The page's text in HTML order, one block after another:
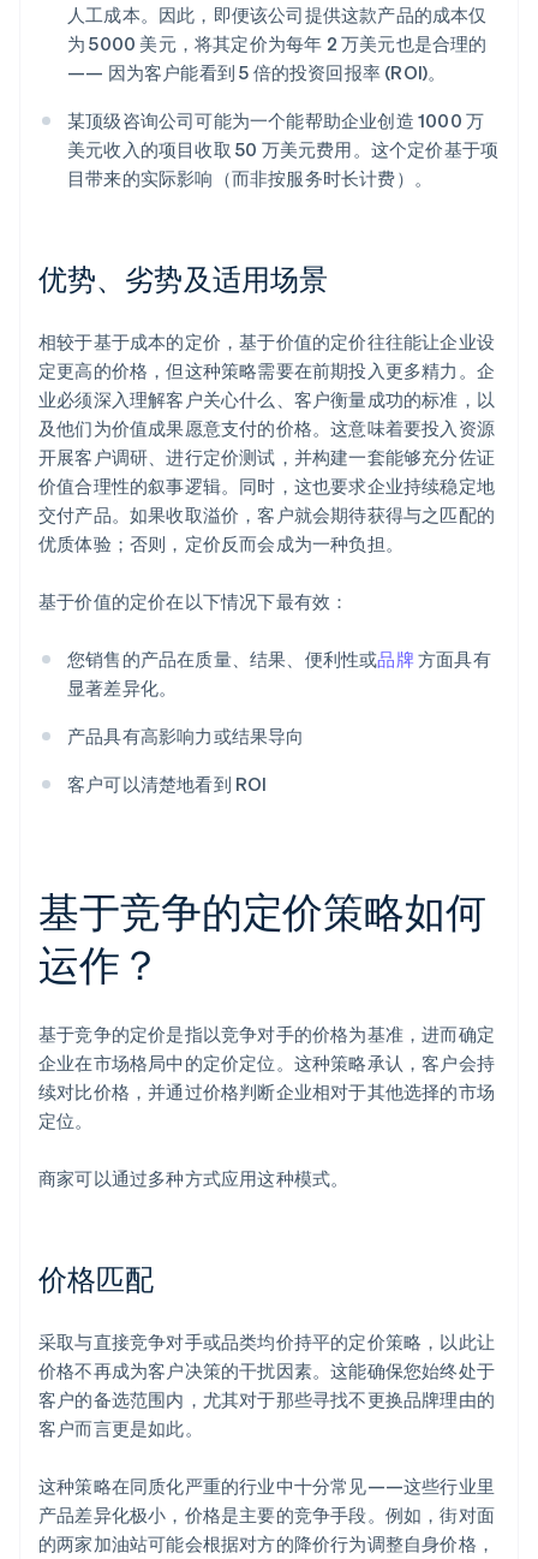
人工成本。因此，即便该公司提供这款产品的成本仅
为 5000 美元，将其定价为每年 2 万美元也是合理的
—— 因为客户能看到 5 倍的投资回报率 (ROI)。
某顶级咨询公司可能为一个能帮助企业创造 1000 万
美元收入的项目收取 50 万美元费用。这个定价基于项
目带来的实际影响（而非按服务时长计费）。
优势、劣势及适用场景
相较于基于成本的定价，基于价值的定价往往能让企业设
定更高的价格，但这种策略需要在前期投入更多精力。企
业必须深入理解客户关心什么、客户衡量成功的标准，以
及他们为价值成果愿意支付的价格。这意味着要投入资源
开展客户调研、进行定价测试，并构建一套能够充分佐证
价值合理性的叙事逻辑。同时，这也要求企业持续稳定地
交付产品。如果收取溢价，客户就会期待获得与之匹配的
优质体验；否则，定价反而会成为一种负担。
基于价值的定价在以下情况下最有效：
您销售的产品在质量、结果、便利性或品牌 方面具有
显著差异化。
产品具有高影响力或结果导向
客户可以清楚地看到 ROI
基于竞争的定价策略如何
运作？
基于竞争的定价是指以竞争对手的价格为基准，进而确定
企业在市场格局中的定价定位。这种策略承认，客户会持
续对比价格，并通过价格判断企业相对于其他选择的市场
定位。
商家可以通过多种方式应用这种模式。
价格匹配
采取与直接竞争对手或品类均价持平的定价策略，以此让
价格不再成为客户决策的干扰因素。这能确保您始终处于
客户的备选范围内，尤其对于那些寻找不更换品牌理由的
客户而言更是如此。
这种策略在同质化严重的行业中十分常见——这些行业里
产品差异化极小，价格是主要的竞争手段。例如，街对面
的两家加油站可能会根据对方的降价行为调整自身价格，